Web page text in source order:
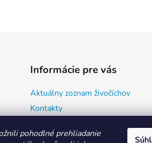
pohodlné prehliadanie
Informácie pre vás
Aktuálny zoznam živočíchov
Kontakty
Všeobecné obchodné